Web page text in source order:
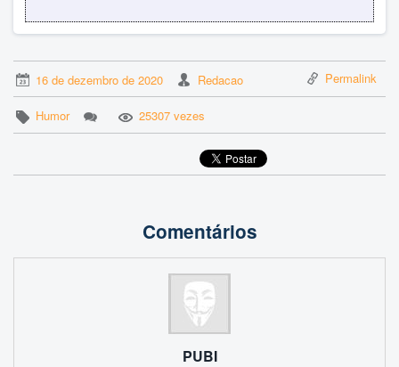
16 de dezembro de 2020 Redacao Permalink
Humor 25307 vezes
Comentários
PUBI